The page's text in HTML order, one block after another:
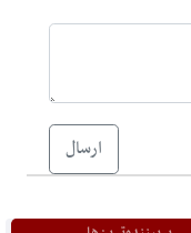
ارسال